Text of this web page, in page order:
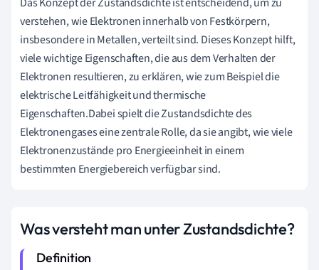
verstehen, wie Elektronen innerhalb von Festkörpern,
insbesondere in Metallen, verteilt sind. Dieses Konzept hilft,
viele wichtige Eigenschaften, die aus dem Verhalten der
Elektronen resultieren, zu erklären, wie zum Beispiel die
elektrische Leitfähigkeit und thermische
Eigenschaften.Dabei spielt die Zustandsdichte des
Elektronengases eine zentrale Rolle, da sie angibt, wie viele
Elektronenzustände pro Energieeinheit in einem
bestimmten Energiebereich verfügbar sind.
Was versteht man unter Zustandsdichte?